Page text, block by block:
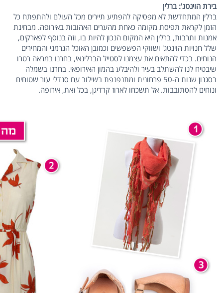
בירת הוינטג': ברלין
ברלין המתחדשת לא מפסיקה להפתיע תיירים מכל העולם ולהתפתח כל
הזמן לקראת תפיסת מקומה כאחת מהערים האהובות באירופה. מבחינת
אמנות ותרבות, ברלין היא המקום הנכון להיות בו, וזה בנוסף לפארקים,
שלל חנויות הוינטג' ושווקי הפשפשים וכמובן האוכל הגרמני והמחירים
הנוחים. בכדי להתאים את עצמנו לסטייל הברלינאי, בחרנו במראה רטרו
שיבטיח לנו להשתלב בעיר ולהיבלע בהמון האירופאי. בחרנו בשמלה
בסגנון שנות ה-50 פרחונית ומתנפנפת בשילוב עם סנדלי עור שטוחים
ונוחים להסתובבות. אל תשכחו לארוז קרדיגן, בכל זאת, אירופה.